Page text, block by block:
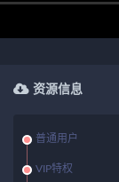
资源信息
普通用户
VIP特权